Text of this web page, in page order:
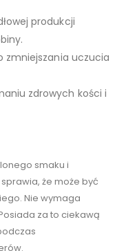
produkcji
zmniejszania uczucia
zdrowych kości i
smaku i
że może być
Nie wymaga
za to ciekawą